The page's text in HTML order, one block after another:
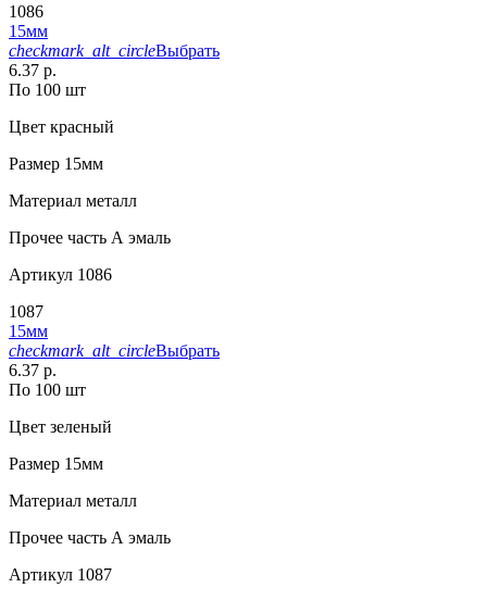
1086
15мм
checkmark_alt_circleВыбрать
6.37 р.
По 100 шт
Цвет красный
Размер 15мм
Материал металл
Прочее часть А эмаль
Артикул 1086
1087
15мм
checkmark_alt_circleВыбрать
6.37 р.
По 100 шт
Цвет зеленый
Размер 15мм
Материал металл
Прочее часть А эмаль
Артикул 1087